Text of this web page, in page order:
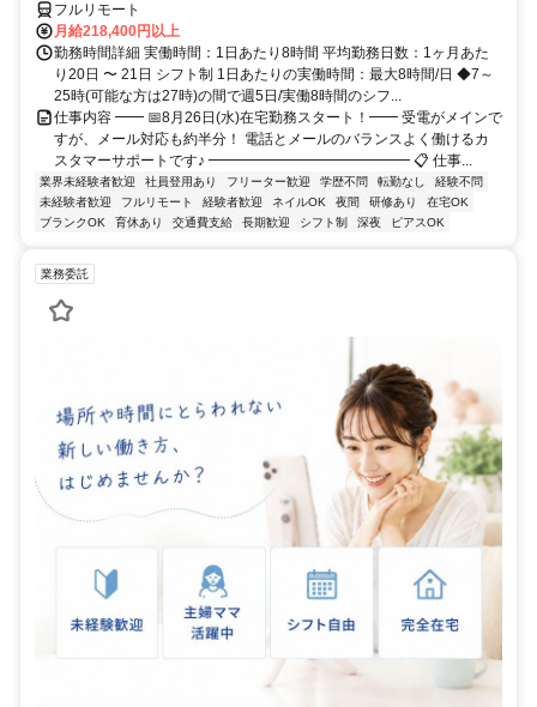
フルリモート
月給218,400円以上
勤務時間詳細 実働時間：1日あたり8時間 平均勤務日数：1ヶ月あた
り20日 〜 21日 シフト制 1日あたりの実働時間：最大8時間/日 ◆7～
25時(可能な方は27時)の間で週5日/実働8時間のシフ...
仕事内容 ━━ 📅8月26日(水)在宅勤務スタート！━━ 受電がメインで
すが、メール対応も約半分！ 電話とメールのバランスよく働けるカ
スタマーサポートです♪ ━━━━━━━━━━━━━━ 📋 仕事...
業界未経験者歓迎 社員登用あり フリーター歓迎 学歴不問 転勤なし
経験不問
未経験者歓迎
フルリモート 経験者歓迎 ネイルOK 夜間 研修あり
在宅OK
ブランクOK
育休あり 交通費支給 長期歓迎 シフト制 深夜 ピアスOK
業務委託